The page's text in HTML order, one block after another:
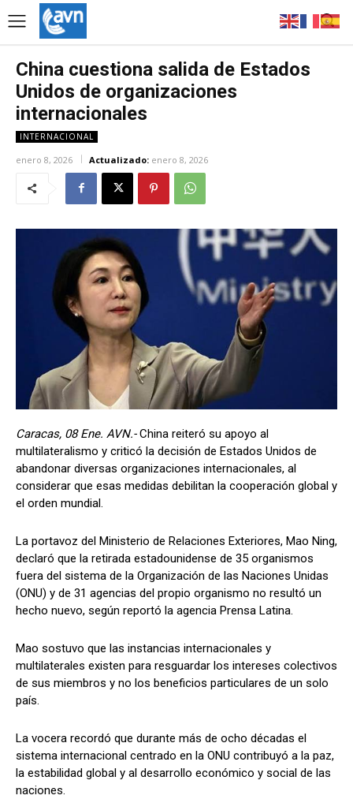
China cuestiona salida de Estados
Unidos de organizaciones
internacionales
INTERNACIONAL
enero 8, 2026 Actualizado: enero 8, 2026
Caracas, 08 Ene. AVN.-China reiteró su apoyo al
multilateralismo y criticó la decisión de Estados Unidos de
abandonar diversas organizaciones internacionales, al
considerar que esas medidas debilitan la cooperación global y
el orden mundial.
La portavoz del Ministerio de Relaciones Exteriores, Mao Ning,
declaró que la retirada estadounidense de 35 organismos
fuera del sistema de la Organización de las Naciones Unidas
(ONU) y de 31 agencias del propio organismo no resultó un
hecho nuevo, según reportó la agencia Prensa Latina.
Mao sostuvo que las instancias internacionales y
multilaterales existen para resguardar los intereses colectivos
de sus miembros y no los beneficios particulares de un solo
país.
La vocera recordó que durante más de ocho décadas el
sistema internacional centrado en la ONU contribuyó a la paz,
la estabilidad global y al desarrollo económico y social de las
naciones.